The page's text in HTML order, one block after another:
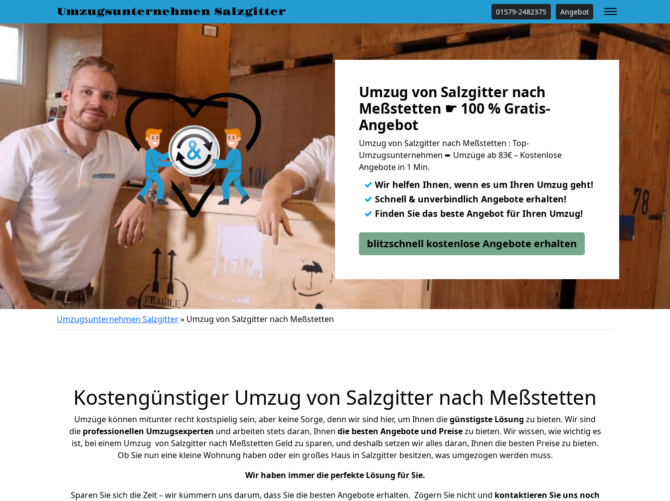
Umzugsunternehmen Salzgitter 01579-2482375 Angebot
Umzug von Salzgitter nach
Meßstetten ☛ 100 % Gratis-
Angebot
Umzug von Salzgitter nach Meßstetten : Top-
Umzugsunternehmen ➨ Umzüge ab 83€ – Kostenlose
Angebote in 1 Min.
✓ Wir helfen Ihnen, wenn es um Ihren Umzug geht!
✓ Schnell & unverbindlich Angebote erhalten!
✓ Finden Sie das beste Angebot für Ihren Umzug!
blitzschnell kostenlose Angebote erhalten
Umzugsunternehmen Salzgitter» Umzug von Salzgitter nach Meßstetten
Kostengünstiger Umzug von Salzgitter nach Meßstetten
Umzüge können mitunter recht kostspielig sein, aber keine Sorge, denn wir sind hier, um Ihnen diegünstigste Lösung zu bieten. Wir sind
die professionellen Umzugsexperten und arbeiten stets daran, Ihnen die besten Angebote und Preisezu bieten. Wir wissen, wie wichtig es
ist, bei einem Umzug von Salzgitter nach Meßstetten Geld zu sparen, und deshalb setzen wir alles daran, Ihnen die besten Preise zu bieten.
Ob Sie nun eine kleine Wohnung haben oder ein großes Haus in Salzgitter besitzen, was umgezogen werden muss.
Wir haben immer die perfekte Lösung für Sie.
Sparen Sie sich die Zeit – wir kümmern uns darum, dass Sie die besten Angebote erhalten. Zögern Sie nicht und kontaktieren Sie uns noch